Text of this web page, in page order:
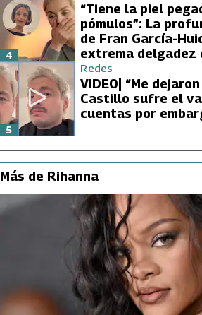
“Tiene la piel
pómulos”: La
de Fran García-
extrema delgadez
4
Redes
VIDEO| “Me
Castillo sufre el
cuentas por
5
Más de Rihanna